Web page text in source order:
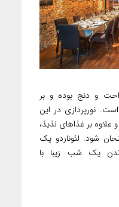
و دنج بوده و بر
نورپردازی در این
علاوه بر غذاهای لذیذ،
شود. لئوناردو یک
یک شب زیبا با